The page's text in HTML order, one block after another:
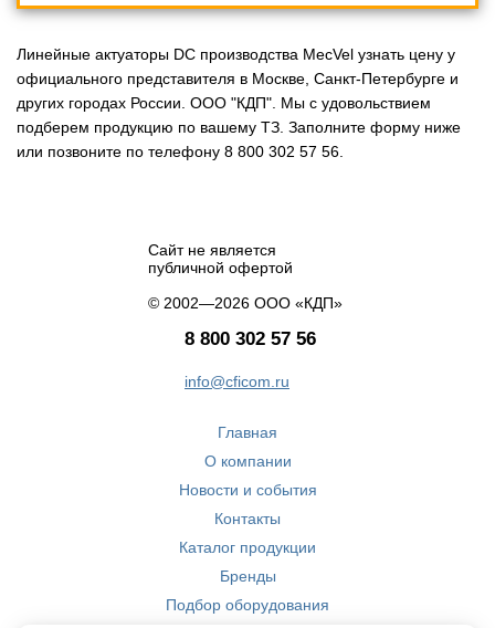
Линейные актуаторы DC производства MecVel узнать цену у
официального представителя в Москве, Санкт-Петербурге и
других городах России. ООО "КДП". Мы с удовольствием
подберем продукцию по вашему ТЗ. Заполните форму ниже
или позвоните по телефону 8 800 302 57 56.
Сайт не является
публичной офертой
© 2002—2026 ООО «КДП»
8 800 302 57 56
info@cficom.ru
Главная
О компании
Новости и события
Контакты
Каталог продукции
Бренды
Подбор оборудования